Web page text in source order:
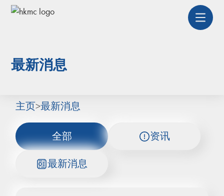
最新消息
主页>最新消息
全部 资讯
最新消息